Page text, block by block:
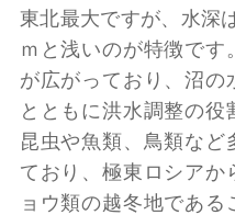
東北最大ですが、水深
ｍと浅いのが特徴です
が広がっており、沼の
とともに洪水調整の役
昆虫や魚類、鳥類など
ており、極東ロシアか
ョウ類の越冬地であ